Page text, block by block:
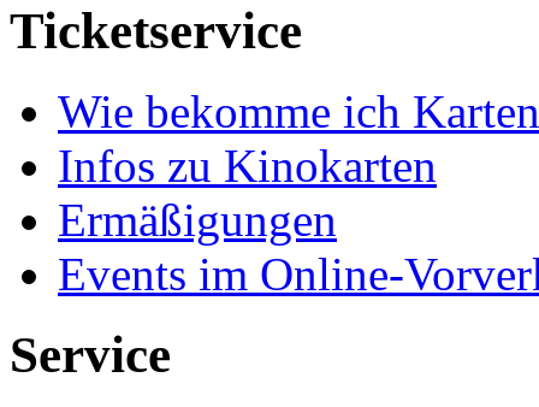
Ticketservice
Wie bekomme ich
Infos zu Kinokarten
Ermäßigungen
Events im Online-
Service